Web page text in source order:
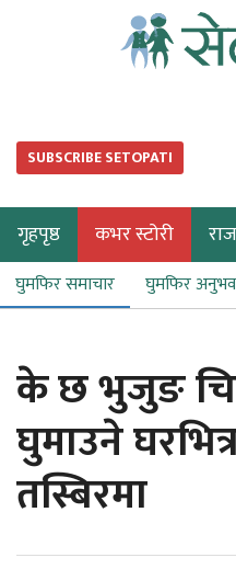
SUBSCRIBE SETOPATI
गृहपृष्ठ कभर स्टोरी
घुमफिर समाचार घुमफिर अनुभव
के छ भुजुङ
घुमाउने
तस्बिरमा